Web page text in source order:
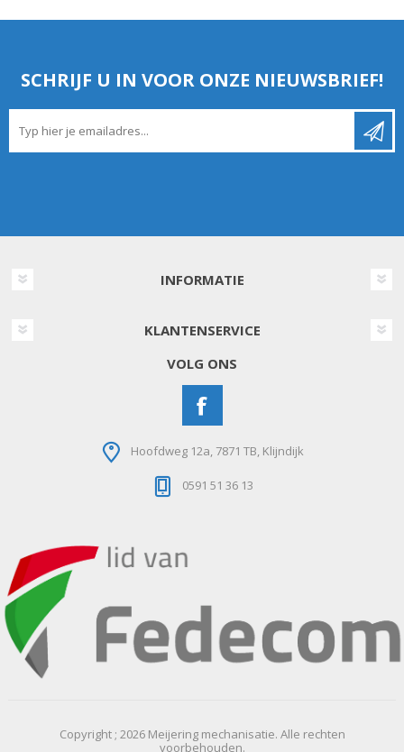
SCHRIJF U IN VOOR ONZE NIEUWSBRIEF!
INFORMATIE
KLANTENSERVICE
VOLG ONS
Hoofdweg 12a, 7871 TB, Klijndijk
0591 51 36 13
Copyright ; 2026 Meijering mechanisatie. Alle rechten
voorbehouden.